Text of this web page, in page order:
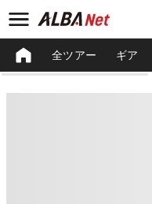
全ツアー ギア